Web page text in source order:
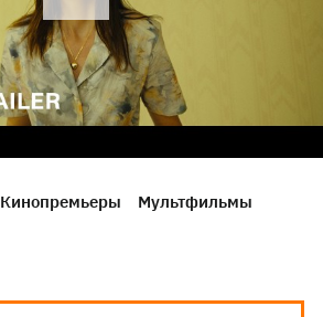
Кинопремьеры
Мультфильмы